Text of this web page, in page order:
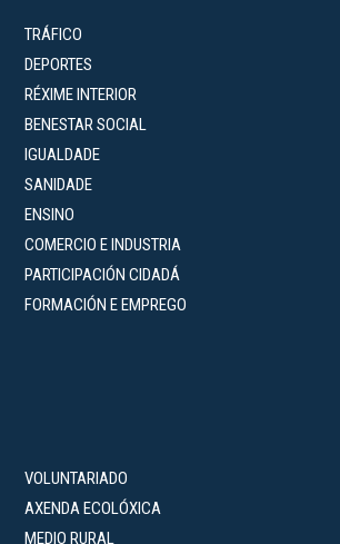
TRÁFICO
DEPORTES
RÉXIME INTERIOR
BENESTAR SOCIAL
IGUALDADE
SANIDADE
ENSINO
COMERCIO E INDUSTRIA
PARTICIPACIÓN CIDADÁ
FORMACIÓN E EMPREGO
VOLUNTARIADO
AXENDA ECOLÓXICA
MEDIO RURAL